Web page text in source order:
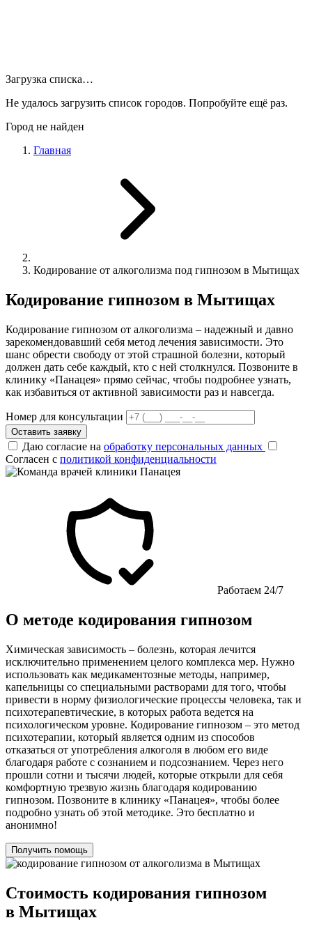
Загрузка списка…
Не удалось загрузить список городов. Попробуйте ещё раз.
Город не найден
Главная
Кодирование от алкоголизма под гипнозом в Мытищах
Кодирование гипнозом в Мытищах
Кодирование гипнозом от алкоголизма – надежный и давно
зарекомендовавший себя метод лечения зависимости. Это
шанс обрести свободу от этой страшной болезни, который
должен дать себе каждый, кто с ней столкнулся. Позвоните в
клинику «Панацея» прямо сейчас, чтобы подробнее узнать,
как избавиться от активной зависимости раз и навсегда.
Номер для консультации
Оставить заявку
Даю согласие на обработку персональных данных
Согласен с политикой конфиденциальности
Работаем 24/7
О методе кодирования гипнозом
Химическая зависимость – болезнь, которая лечится
исключительно применением целого комплекса мер. Нужно
использовать как медикаментозные методы, например,
капельницы со специальными растворами для того, чтобы
привести в норму физиологические процессы человека, так и
психотерапевтические, в которых работа ведется на
психологическом уровне. Кодирование гипнозом – это метод
психотерапии, который является одним из способов
отказаться от употребления алкоголя в любом его виде
благодаря работе с сознанием и подсознанием. Через него
прошли сотни и тысячи людей, которые открыли для себя
комфортную трезвую жизнь благодаря кодированию
гипнозом. Позвоните в клинику «Панацея», чтобы более
подробно узнать об этой методике. Это бесплатно и
анонимно!
Получить помощь
Стоимость кодирования гипнозом
в Мытищах